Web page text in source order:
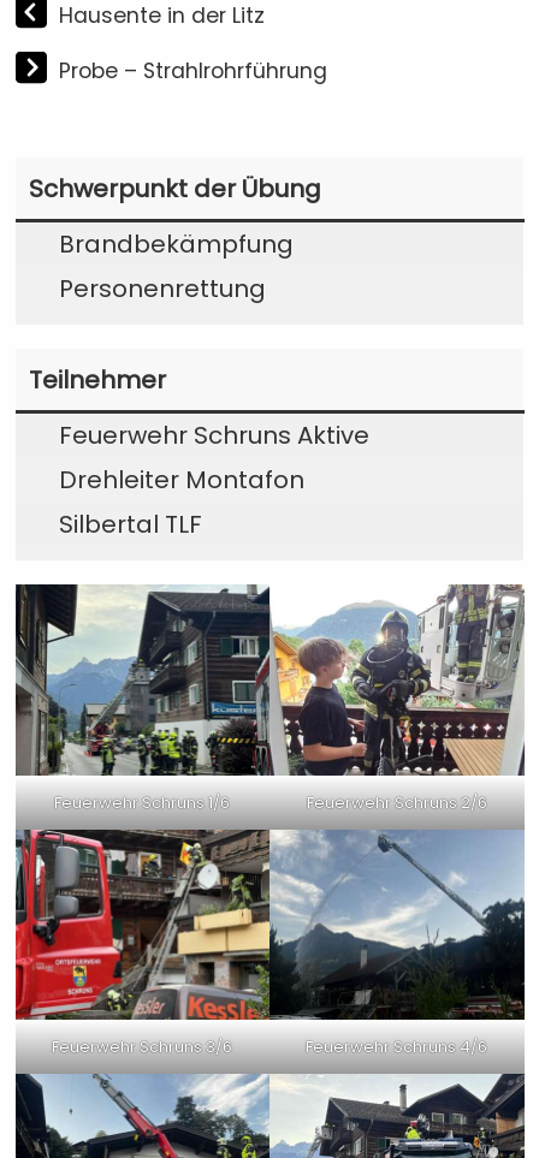
Hausente in der Litz
Probe – Strahlrohrführung
Schwerpunkt der Übung
Brandbekämpfung
Personenrettung
Teilnehmer
Feuerwehr Schruns Aktive
Drehleiter Montafon
Silbertal TLF
Feuerwehr Schruns 1/6 Feuerwehr Schruns 2/6
Feuerwehr Schruns 3/6 Feuerwehr Schruns 4/6